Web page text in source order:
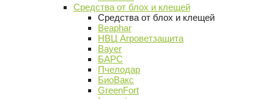
Средства от блох и клещей
Средства от блох и клещей
Beaphar
НВЦ Агроветзащита
Bayer
БАРС
Пчелодар
БиоВакс
GreenFort